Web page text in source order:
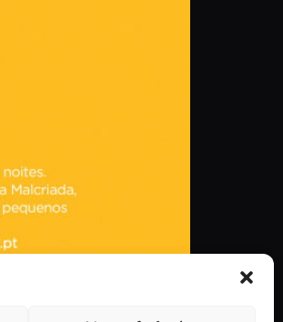
na América Latina. O